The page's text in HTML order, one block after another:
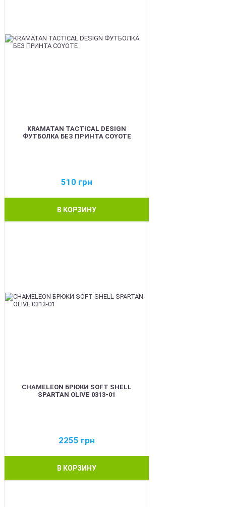
KRAMATAN TACTICAL DESIGN
ФУТБОЛКА БЕЗ ПРИНТА COYOTE
510 грн
В КОРЗИНУ
CHAMELEON БРЮКИ SOFT SHELL
SPARTAN OLIVE 0313-01
2255 грн
В КОРЗИНУ